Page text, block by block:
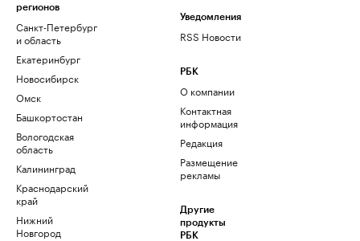
регионов
Санкт-Петербург
и область
Екатеринбург
Новосибирск
Омск
Башкортостан
Вологодская
область
Калининград
Краснодарский
край
Нижний
Новгород
Уведомления
RSS Новости
РБК
О компании
Контактная
информация
Редакция
Размещение
рекламы
Другие
продукты
РБК